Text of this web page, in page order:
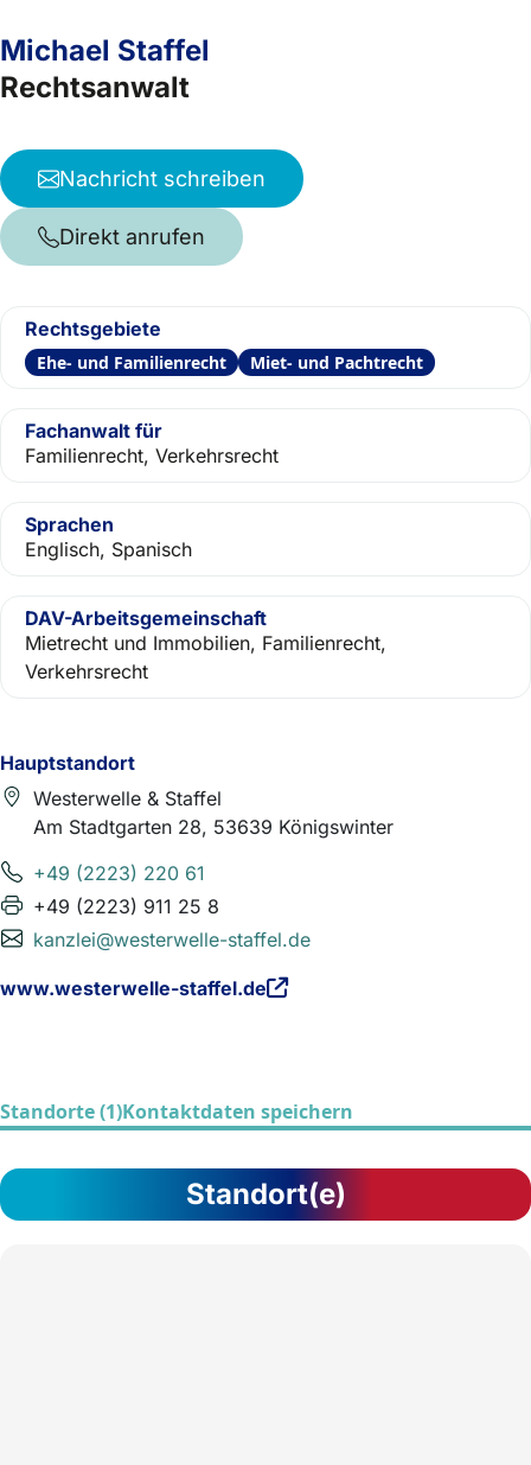
Hauptstandort
Westerwelle & Staffel
Am Stadtgarten 28, 53639 Königswinter
+49 (2223) 220 61
+49 (2223) 911 25 8
kanzlei@westerwelle-staffel.de
www.westerwelle-staffel.de
Michael Staffel
Rechtsanwalt
Nachricht schreiben
Direkt anrufen
Rechtsgebiete
Ehe- und Familienrecht Miet- und Pachtrecht
Fachanwalt für
Familienrecht, Verkehrsrecht
Sprachen
Englisch, Spanisch
DAV-Arbeitsgemeinschaft
Mietrecht und Immobilien, Familienrecht,
Verkehrsrecht
Standorte (1)Kontaktdaten speichern
Standort(e)